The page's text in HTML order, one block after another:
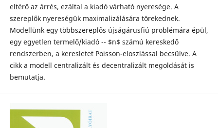
eltérő az árrés, ezáltal a kiadó várható nyeresége. A
szereplők nyereségük maximalizálására törekednek.
Modellünk egy többszereplős újságárusfiú problémára épül,
egy egyetlen termelő/kiadó -- $n$ számú kereskedő
rendszerben, a keresletet Poisson-eloszlással becsülve. A
cikk a modell centralizált és decentralizált megoldását is
bemutatja.